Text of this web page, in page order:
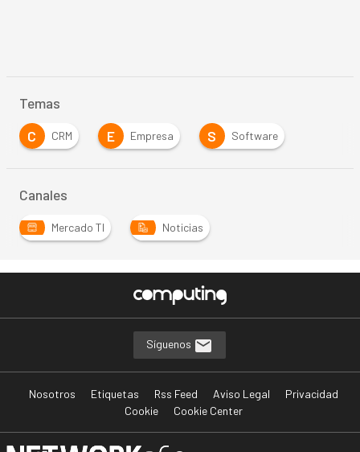
Temas
C
CRM E Empresa S Software
Canales
Mercado TI Noticias
Síguenos
Nosotros Etiquetas Rss Feed Aviso Legal
Privacidad
Cookie
Cookie Center